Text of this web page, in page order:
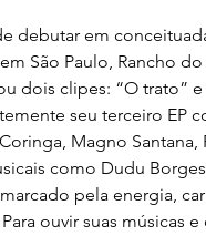
debutar em
São Paulo, Rancho
dois clipes: “O trato” e
seu terceiro
Magno
como Dudu
pela energia,
ouvir suas músicas